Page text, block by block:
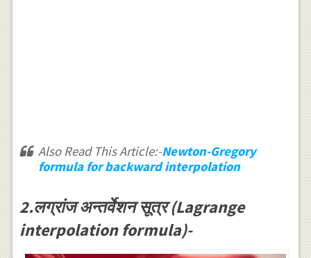
Also Read This Article:-Newton-Gregory
formula for backward interpolation
2.लग्रांज अन्तर्वेशन सूत्र (Lagrange
interpolation formula)-